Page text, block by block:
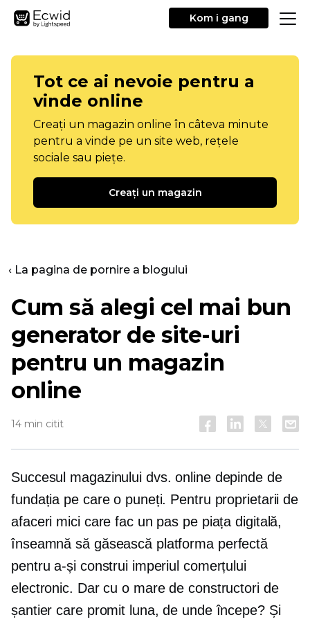
Kom i gang
Tot ce ai nevoie pentru a
vinde online
Creați un magazin online în câteva minute
pentru a vinde pe un site web, rețele
sociale sau piețe.
Creați un magazin
‹ La pagina de pornire a blogului
Cum să alegi cel mai bun
generator de site-uri
pentru un magazin
online
14 min citit
Succesul magazinului dvs. online depinde de
fundația pe care o puneți. Pentru proprietarii de
afaceri mici care fac un pas pe piața digitală,
înseamnă să găsească platforma perfectă
pentru a-și construi imperiul comerțului
electronic. Dar cu o mare de constructori de
șantier care promit luna, de unde începe? Și